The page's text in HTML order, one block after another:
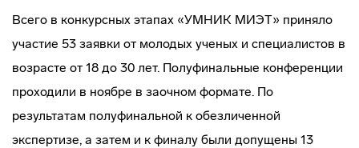
Всего в конкурсных этапах «УМНИК МИЭТ» приняло
участие 53 заявки от молодых ученых и специалистов в
возрасте от 18 до 30 лет. Полуфинальные конференции
проходили в ноябре в заочном формате. По
результатам полуфинальной к обезличенной
экспертизе, а затем и к финалу были допущены 13